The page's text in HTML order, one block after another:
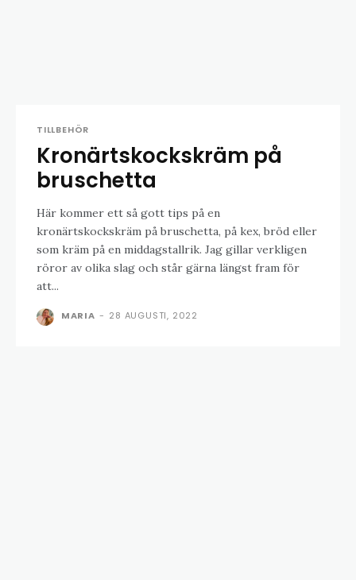
TILLBEHÖR
Kronärtskockskräm på
bruschetta
Här kommer ett så gott tips på en
kronärtskockskräm på bruschetta, på kex, bröd eller
som kräm på en middagstallrik. Jag gillar verkligen
röror av olika slag och står gärna längst fram för
att...
MARIA - 28 AUGUSTI, 2022